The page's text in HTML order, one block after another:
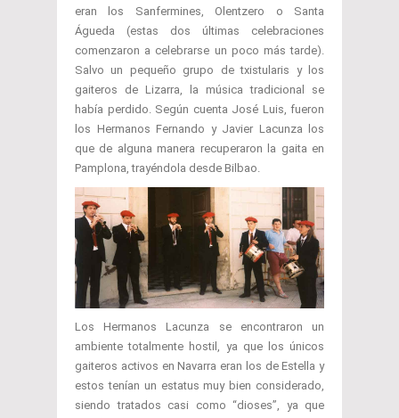
eran los Sanfermines, Olentzero o Santa
Águeda (estas dos últimas celebraciones
comenzaron a celebrarse un poco más tarde).
Salvo un pequeño grupo de txistularis y los
gaiteros de Lizarra, la música tradicional se
había perdido. Según cuenta José Luis, fueron
los Hermanos Fernando y Javier Lacunza los
que de alguna manera recuperaron la gaita en
Pamplona, trayéndola desde Bilbao.
Los Hermanos Lacunza se encontraron un
ambiente totalmente hostil, ya que los únicos
gaiteros activos en Navarra eran los de Estella y
estos tenían un estatus muy bien considerado,
siendo tratados casi como “dioses”, ya que